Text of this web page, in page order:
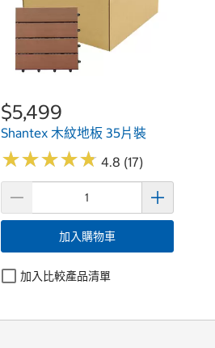
$5,499
Shantex 木紋地板 35片裝
★★★★★
★★★★★ 4.8 (17)
加入購物車
加入比較產品清單